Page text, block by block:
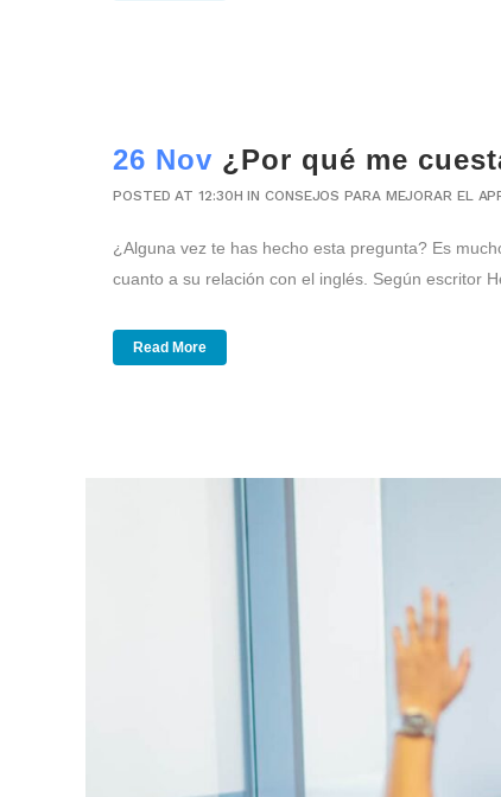
26 Nov ¿Por qué me
POSTED AT 12:30H INCONSEJOS PARA MEJORAR EL
¿Alguna vez te has hecho esta pregunta? Es
cuanto a su relación con el inglés. Según escritor
Read More